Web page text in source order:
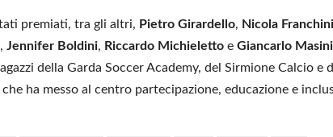
premiati, tra gli altri, Pietro Girardello, Nicola Franchini
, Jennifer Boldini, Riccardo Michieletto e Giancarlo Masini
della Garda Soccer Academy, del Sirmione Calcio e
ha messo al centro partecipazione, educazione e